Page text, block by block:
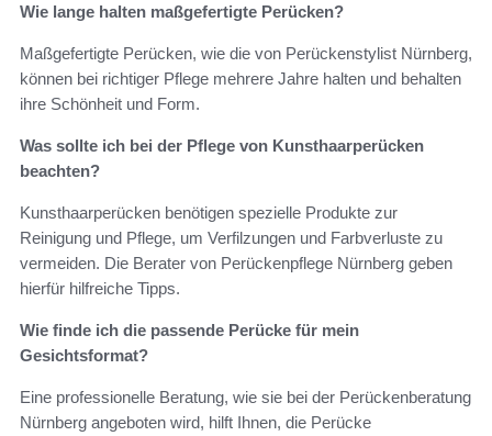
Wie lange halten maßgefertigte Perücken?
Maßgefertigte Perücken, wie die von Perückenstylist Nürnberg,
können bei richtiger Pflege mehrere Jahre halten und behalten
ihre Schönheit und Form.
Was sollte ich bei der Pflege von Kunsthaarperücken
beachten?
Kunsthaarperücken benötigen spezielle Produkte zur
Reinigung und Pflege, um Verfilzungen und Farbverluste zu
vermeiden. Die Berater von Perückenpflege Nürnberg geben
hierfür hilfreiche Tipps.
Wie finde ich die passende Perücke für mein
Gesichtsformat?
Eine professionelle Beratung, wie sie bei der Perückenberatung
Nürnberg angeboten wird, hilft Ihnen, die Perücke